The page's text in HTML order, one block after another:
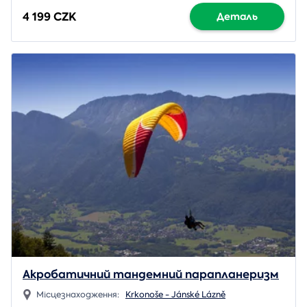
4 199 CZK Деталь
Акробатичний тандемний парапланеризм
Місцезнаходження: Krkonoše - Jánské Lázně